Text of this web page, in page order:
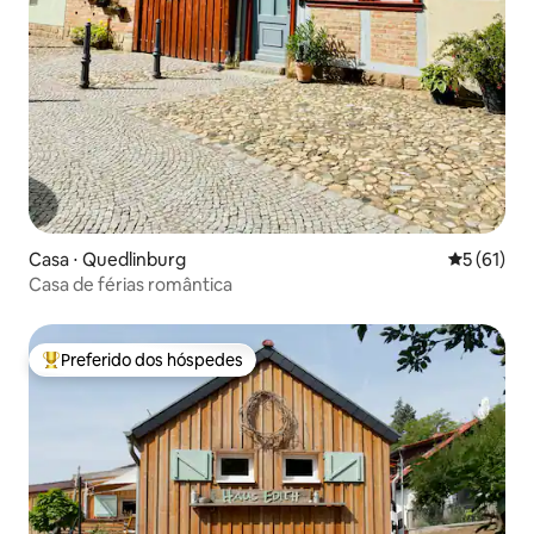
Casa ⋅ Quedlinburg 5 de uma
5 (61)
Casa de férias romântica
Entre os melhores preferidos dos hóspedes
Preferido dos hóspedes